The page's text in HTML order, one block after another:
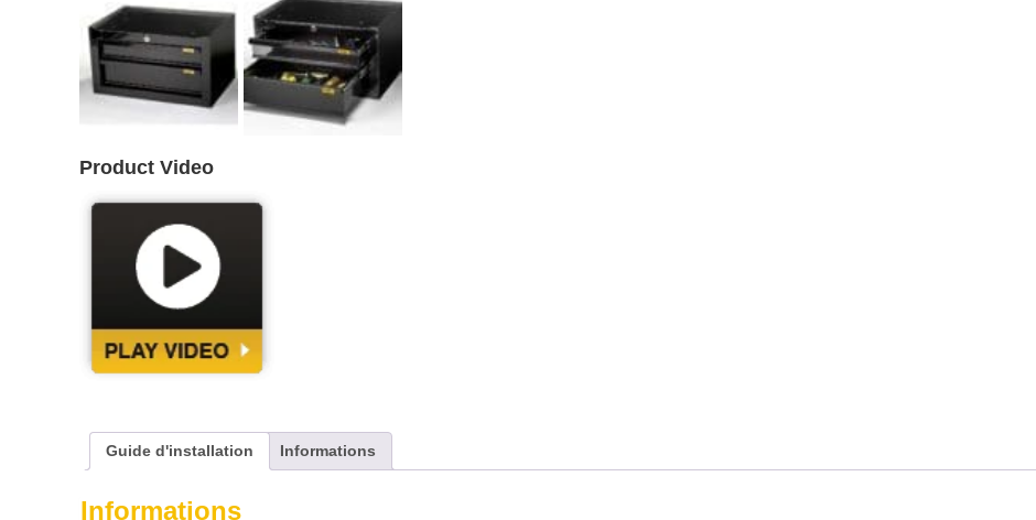
Product Video
Guide d'installation Informations
Informations